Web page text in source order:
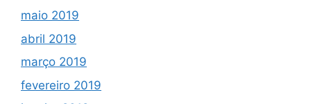
maio 2019
abril 2019
março 2019
fevereiro 2019